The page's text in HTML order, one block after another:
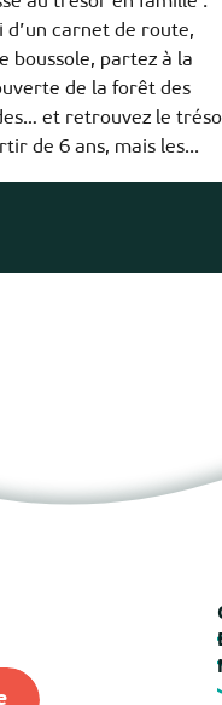
d’un carnet de route,
boussole, partez à la
de la forêt des
et retrouvez le
de 6 ans, mais les...